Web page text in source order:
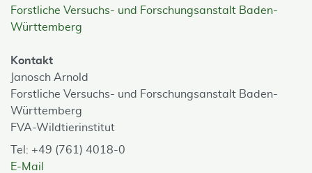
Forstliche Versuchs- und Forschungsanstalt Baden-
Württemberg
Kontakt
Janosch Arnold
Forstliche Versuchs- und Forschungsanstalt Baden-
Württemberg
FVA-Wildtierinstitut
Tel: +49 (761) 4018-0
E-Mail